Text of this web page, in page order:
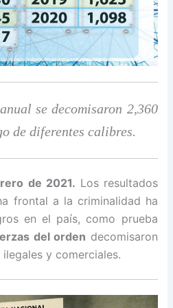
se decomisaron 2,360
de diferentes calibres.
de 2021. Los resultados
frontal a la criminalidad ha
en el país, como prueba
del orden decomisaron
y comerciales.